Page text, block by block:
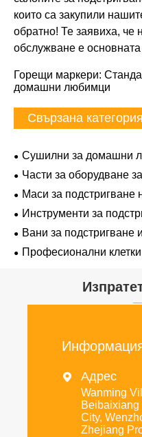
които са закупили
обратно! Те заявиха,
обслужване е
Горещи маркери:
домашни любимци
Свързана категория
Сушилни за домашни
Части за оборудване
любимци
Маси за
Инструменти за
Вани за
любимци
Професионални
 Адрес
Wanming
Beibaixiang
City,
Zhejiang